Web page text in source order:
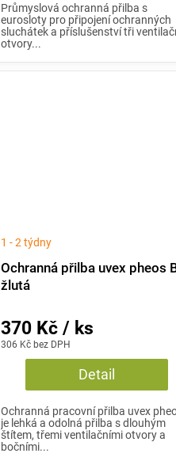
Průmyslová ochranná přilba s
eurosloty pro připojení ochranných
sluchátek a příslušenství tři
otvory...
Ochranná přilba uvex pheos
žlutá
1 - 2 týdny
306 Kč bez DPH
370 Kč / ks
Detail
Ochranná pracovní přilba uvex
je lehká a odolná přilba s dlouhým
štítem, třemi ventilačními otvory a
bočními...